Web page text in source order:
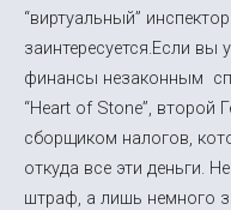
“виртуальный”
заинтересуется.Если вы
финансы незаконным
“Heart of Stone”, второй
сборщиком налогов,
откуда все эти деньги.
штраф, а лишь немного